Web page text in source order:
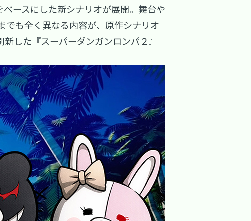
ースにした新シナリオが展開。舞台や
でも全く異なる内容が、原作シナリオ
した『スーパーダンガンロンパ２』